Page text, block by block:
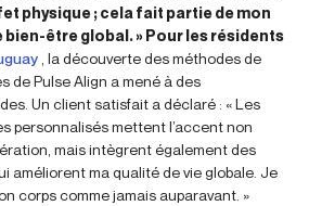
physique ; cela fait partie de mon
bien-être global. » Pour les résidents
, la découverte des méthodes de
de Pulse Align a mené à des
Un client satisfait a déclaré : « Les
personnalisés mettent l’accent non
mais intègrent également des
améliorent ma qualité de vie globale. Je
corps comme jamais auparavant. »